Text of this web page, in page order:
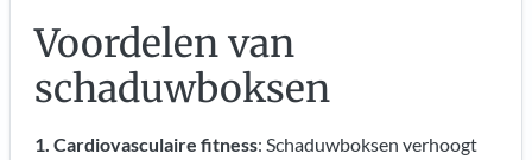
Voordelen van
schaduwboksen
1. Cardiovasculaire fitness: Schaduwboksen verhoogt